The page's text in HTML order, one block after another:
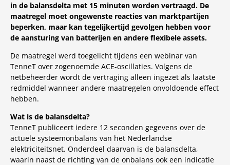
in de balansdelta met 15 minuten worden vertraagd. De
maatregel moet ongewenste reacties van marktpartijen
beperken, maar kan tegelijkertijd gevolgen hebben voor
de aansturing van batterijen en andere flexibele assets.
De maatregel werd toegelicht tijdens een webinar van
TenneT over zogenoemde ACE-oscillaties. Volgens de
netbeheerder wordt de vertraging alleen ingezet als laatste
redmiddel wanneer andere maatregelen onvoldoende effect
hebben.
Wat is de balansdelta?
TenneT publiceert iedere 12 seconden gegevens over de
actuele systeemonbalans van het Nederlandse
elektriciteitsnet. Onderdeel daarvan is de balansdelta,
waarin naast de richting van de onbalans ook een indicatie